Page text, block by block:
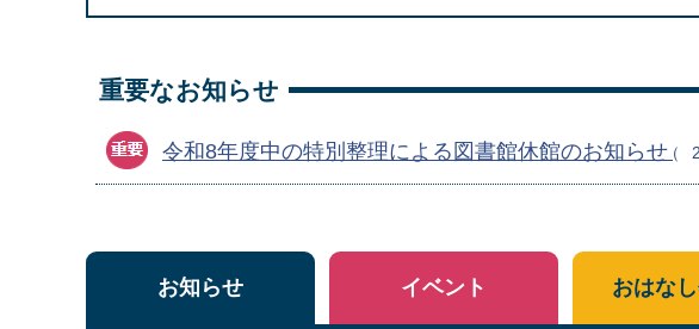
重要なお知らせ
令和8年度中の特別整理による図書館休館のお知らせ
お知らせ イベント おはな